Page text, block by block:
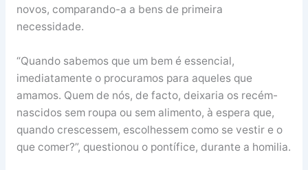
novos, comparando-a a bens de primeira
necessidade.
“Quando sabemos que um bem é essencial,
imediatamente o procuramos para aqueles que
amamos. Quem de nós, de facto, deixaria os recém-
nascidos sem roupa ou sem alimento, à espera que,
quando crescessem, escolhessem como se vestir e o
que comer?”, questionou o pontífice, durante a homilia.